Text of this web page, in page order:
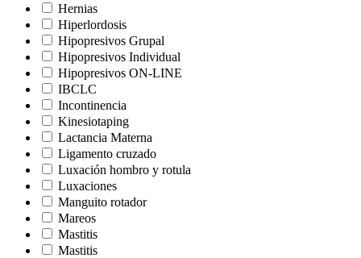
Hernias
Hiperlordosis
Hipopresivos Grupal
Hipopresivos Individual
Hipopresivos ON-LINE
IBCLC
Incontinencia
Kinesiotaping
Lactancia Materna
Ligamento cruzado
Luxación hombro y rotula
Luxaciones
Manguito rotador
Mareos
Mastitis
Mastitis